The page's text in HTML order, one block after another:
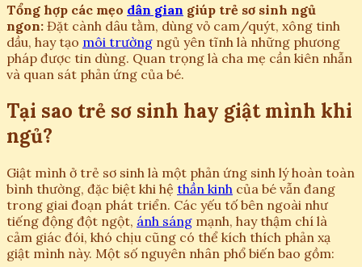
Tổng hợp các mẹo dân gian giúp trẻ sơ sinh ngủ
ngon: Đặt cành dâu tằm, dùng vỏ cam/quýt, xông tinh
dầu, hay tạo môi trường ngủ yên tĩnh là những phương
pháp được tin dùng. Quan trọng là cha mẹ cần kiên nhẫn
và quan sát phản ứng của bé.
Tại sao trẻ sơ sinh hay giật mình khi
ngủ?
Giật mình ở trẻ sơ sinh là một phản ứng sinh lý hoàn toàn
bình thường, đặc biệt khi hệ thần kinh của bé vẫn đang
trong giai đoạn phát triển. Các yếu tố bên ngoài như
tiếng động đột ngột, ánh sáng mạnh, hay thậm chí là
cảm giác đói, khó chịu cũng có thể kích thích phản xạ
giật mình này. Một số nguyên nhân phổ biến bao gồm: